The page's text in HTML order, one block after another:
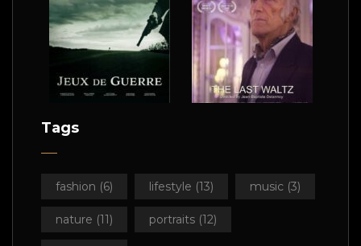
Tags
fashion (6) lifestyle (13) music (3)
nature (11) portraits (12)